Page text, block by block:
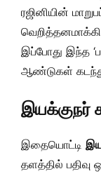
ரஜினியின்
இப்போது இந்த
ஆண்டுகள்
இயக்குநர்
இதையொட்டி
தளத்தில் பதிவு